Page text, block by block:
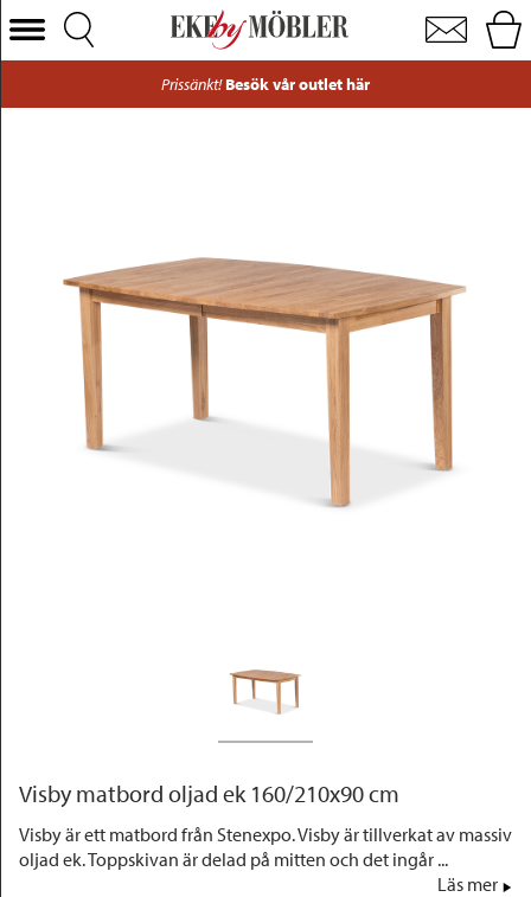
Visby matbord oljad ek 160/210x90 cm
Välj Kategori
Förvaring
Inredning
Belysning
Prissänkt! Besök vår outlet här
Visby matbord oljad ek 160/210x90 cm
Visby är ett matbord från Stenexpo. Visby är tillverkat av massiv
oljad ek. Toppskivan är delad på mitten och det ingår ...
Läs mer